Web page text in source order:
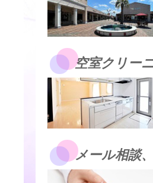
空室クリー
メール相談